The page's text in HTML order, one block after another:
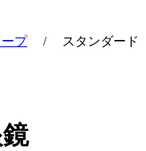
プ
/ スタンダード